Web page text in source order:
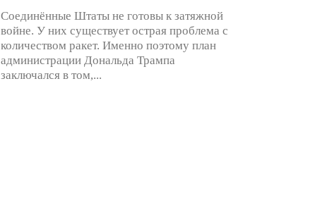
Соединённые Штаты не готовы к затяжной
войне. У них существует острая проблема с
количеством ракет. Именно поэтому план
администрации Дональда Трампа
заключался в том,...